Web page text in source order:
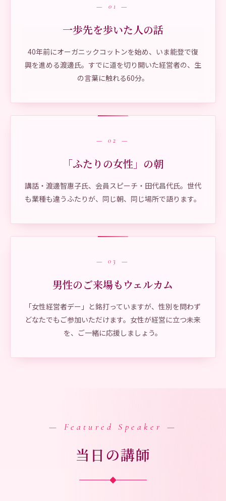
— 01 —
一歩先を歩いた人の話
40年前にオーガニックコットンを始め、いま能登で復
興を進める渡邊氏。すでに道を切り開いた経営者の、生
の言葉に触れる60分。
— 02 —
「ふたりの女性」の朝
講話・渡邊智惠子氏、会員スピーチ・田代昌代氏。世代
も業種も違うふたりが、同じ朝、同じ場所で語ります。
— 03 —
男性のご来場もウェルカム
「女性経営者デー」と銘打っていますが、性別を問わず
どなたでもご参加いただけます。女性が経営に立つ未来
を、ご一緒に応援しましょう。
— Featured Speaker —
当日の講師
◆